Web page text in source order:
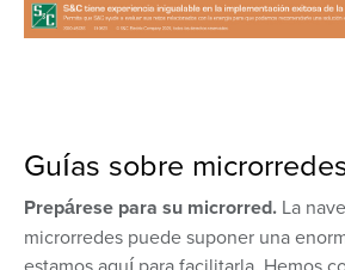
Guías sobre
Prepárese para su microrred. La
microrredes puede suponer una